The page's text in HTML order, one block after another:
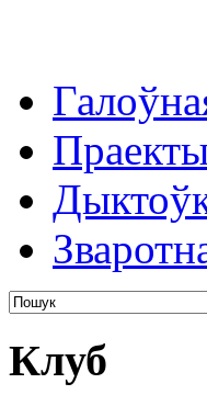
Клуб